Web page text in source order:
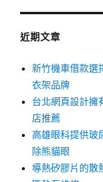
鍵
近期文章
新竹機車借款選
衣架品牌
台北網頁設計擁
店推薦
高雄眼科提供玻
除熊貓眼
導熱矽膠片的